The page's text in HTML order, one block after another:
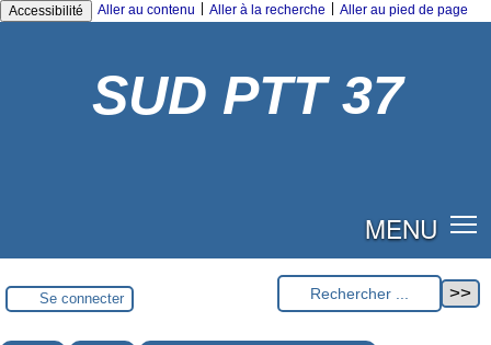
Accessibilité Aller au contenu Aller à la recherche Aller au pied de page
SUD PTT 37
MENU
Se connecter